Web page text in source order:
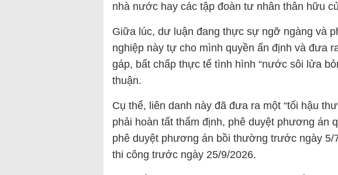
nhà nước hay các tập đoàn tư nhân thân hữu
Giữa lúc, dư luận đang thực sự ngỡ ngàng và
nghiệp này tự cho mình quyền ấn định và đưa
gáp, bất chấp thực tế tình hình “nước sôi lửa
thuận.
Cụ thể, liên danh này đã đưa ra một “tối hậu
phải hoàn tất thẩm định, phê duyệt phương án
phê duyệt phương án bồi thường trước ngày 5/
thi công trước ngày 25/9/2026.